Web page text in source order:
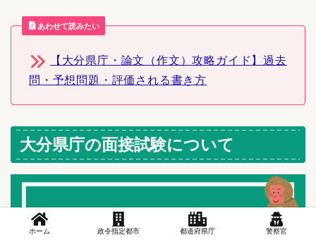
あわせて読みたい
【大分県庁・論文（作文）攻略ガイド】過去
問・予想問題・評価される書き方
大分県庁の面接試験について
ホーム 政令指定都市 都道府県庁 警察官